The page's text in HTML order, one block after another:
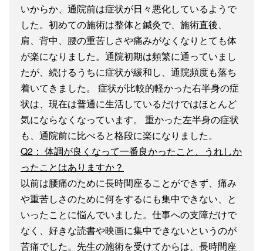
いからか、通院前は症状が日々悪化しているようで
した。初めての施術は整体と鍼灸で、施術直後、
肩、背中、腰の重苦しさや痛みがなくなりとても体
が楽になりました。通院初期は頻繁に通っていまし
たが、続けるうちに症状が緩和し、通院頻度も落ち
着いてきました。 症状が比較的軽かった右半身の症
状は、現在は普通に生活しているだけではほとんど
気にならなくなっています。 重かった左半身の症状
も、通院前に比べると格段に楽になりました。
Q2： 体調が良くなって一番良かったこと、うれしか
ったことはありますか？
以前は腰痛のために長時間座ることができず、痛み
や重苦しさのために何をするにも集中できない、と
いったことに悩んでいました。仕事への支障だけで
なく、好きな読書や映画に集中できないというのが
苦痛でした。先生の施術を受けてからは、長時間座